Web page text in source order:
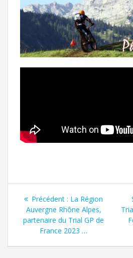
Précédent : La Région
Auvergne Rhône Alpes,
partenaire du Trial GP de
France 2023 …